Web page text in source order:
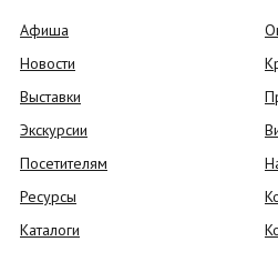
Афиша
Новости
Выставки
Экскурсии
Посетителям
Ресурсы
Каталоги